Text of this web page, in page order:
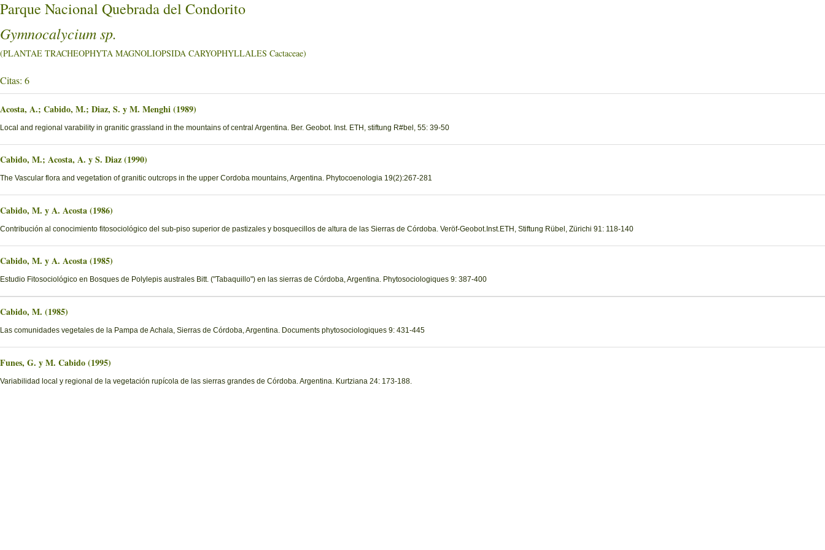
Parque Nacional Quebrada del Condorito
Gymnocalycium sp.
(PLANTAE TRACHEOPHYTA MAGNOLIOPSIDA CARYOPHYLLALES Cactaceae)
Citas: 6
Acosta, A.; Cabido, M.; Diaz, S. y M. Menghi (1989)
Local and regional varability in granitic grassland in the mountains of central Argentina. Ber. Geobot. Inst. ETH, stiftung R#bel, 55: 39-50
Cabido, M.; Acosta, A. y S. Diaz (1990)
The Vascular flora and vegetation of granitic outcrops in the upper Cordoba mountains, Argentina. Phytocoenologia 19(2):267-281
Cabido, M. y A. Acosta (1986)
Contribución al conocimiento fitosociológico del sub-piso superior de pastizales y bosquecillos de altura de las Sierras de Córdoba. Veröf-Geobot.Inst.ETH, Stiftung Rübel, Zürichi 91: 118-140
Cabido, M. y A. Acosta (1985)
Estudio Fitosociológico en Bosques de Polylepis australes Bitt. ("Tabaquillo") en las sierras de Córdoba, Argentina. Phytosociologiques 9: 387-400
Cabido, M. (1985)
Las comunidades vegetales de la Pampa de Achala, Sierras de Córdoba, Argentina. Documents phytosociologiques 9: 431-445
Funes, G. y M. Cabido (1995)
Variabilidad local y regional de la vegetación rupícola de las sierras grandes de Córdoba. Argentina. Kurtziana 24: 173-188.